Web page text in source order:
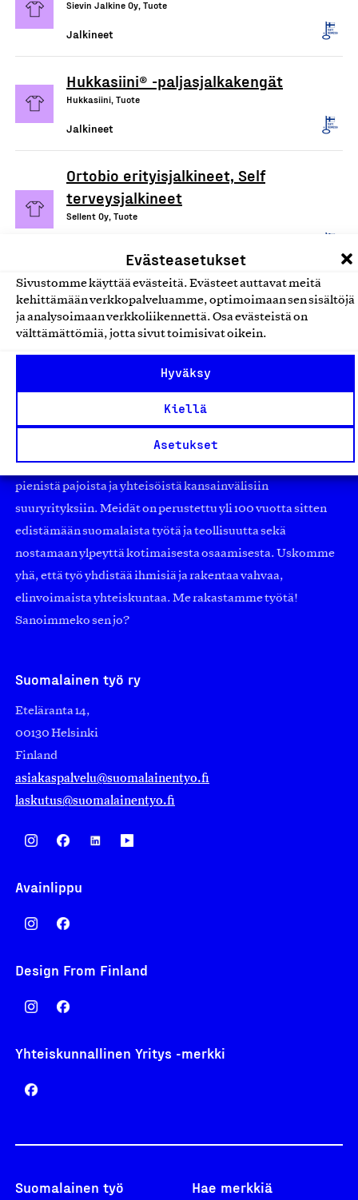
Evästeasetukset
Sivustomme käyttää evästeitä. Evästeet auttavat meitä
kehittämään verkkopalveluamme, optimoimaan sen sisältöjä
ja analysoimaan verkkoliikennettä. Osa evästeistä on
välttämättömiä, jotta sivut toimisivat oikein.
Hyväksy
Kiellä
Asetukset
Sievin Jalkine Oy, Tuote
Jalkineet
Hukkasiini® -paljasjalkakengät
Hukkasiini, Tuote
Jalkineet
Ortobio erityisjalkineet, Self
terveysjalkineet
Sellent Oy, Tuote
työmarkkinajärjestöistä riippumaton yhdistys.
Jäseninämme on koko suomalaisen yhteiskunnan kirjo
pienistä pajoista ja yhteisöistä kansainvälisiin
suuryrityksiin. Meidät on perustettu yli 100 vuotta sitten
edistämään suomalaista työtä ja teollisuutta sekä
nostamaan ylpeyttä kotimaisesta osaamisesta. Uskomme
yhä, että työ yhdistää ihmisiä ja rakentaa vahvaa,
elinvoimaista yhteiskuntaa. Me rakastamme työtä!
Sanoimmeko sen jo?
Suomalainen työ ry
Eteläranta 14,
00130 Helsinki
Finland
asiakaspalvelu@suomalainentyo.fi
laskutus@suomalainentyo.fi
Avainlippu
Design From Finland
Yhteiskunnallinen Yritys -merkki
Suomalainen työ Hae merkkiä